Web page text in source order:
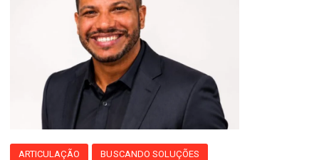
ARTICULAÇÃO BUSCANDO SOLUÇÕES